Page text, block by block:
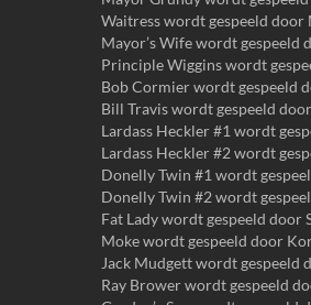
Waitress wordt gespeeld door
Mayor’s Wife wordt gespeeld
Principle Wiggins wordt
Bob Cormier wordt gespeeld
Bill Travis wordt gespeeld
Lardass Heckler #1 wordt
Lardass Heckler #2 wordt
Donelly Twin #1 wordt
Donelly Twin #2 wordt
Fat Lady wordt gespeeld door
Moke wordt gespeeld door
Jack Mudgett wordt gespeeld
Ray Brower wordt gespeeld